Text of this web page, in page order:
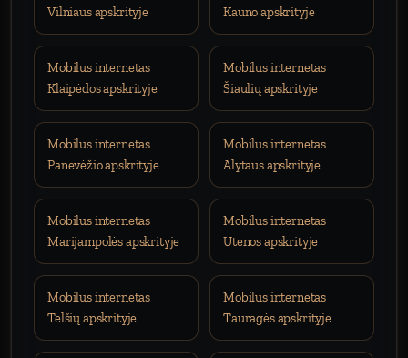
Vilniaus apskrityje
Kauno apskrityje
Mobilus internetas
Klaipėdos apskrityje
Mobilus internetas
Šiaulių apskrityje
Mobilus internetas
Panevėžio apskrityje
Mobilus internetas
Alytaus apskrityje
Mobilus internetas
Marijampolės apskrityje
Mobilus internetas
Utenos apskrityje
Mobilus internetas
Telšių apskrityje
Mobilus internetas
Tauragės apskrityje